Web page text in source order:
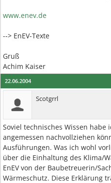
www.enev.de
--> EnEV-Texte
Gruß
Achim Kaiser
22.06.2004
Scotgrrl
Soviel technisches Wissen
angemessen nachvollziehen
Ausführungen. Was ich wohl
über die Einhaltung des Klima/
EnEV von der Baubetreuerin/
Wärmeschutz. Diese Erklärung